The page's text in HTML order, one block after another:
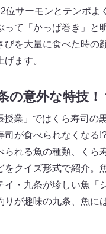
位サーモンとテンポよ
って「かっぱ巻き」と
びを大量に食べた時の
ます。
の意外な特
授業」ではくら寿司の
司が食べられなくなる
られる魚の種類、くら
をクイズ形式で紹介。
イ・九条が珍しい魚「
が趣味の九条、魚に